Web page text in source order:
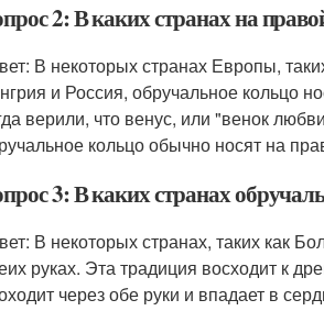
2: В каких странах на
В некоторых странах Европы,
и Россия, обручальное кольцо
верили, что венус, или "венок
кольцо обычно носят на
3: В каких странах
В некоторых странах, таких как
руках. Эта традиция восходит к
через обе руки и впадает в